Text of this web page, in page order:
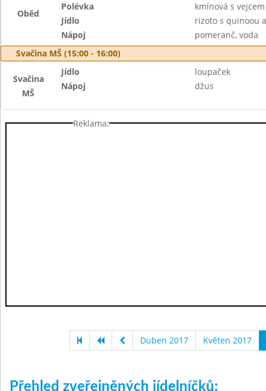
Oběd
Polévka
kmínová s vejcem
Jídlo
rizoto s quinoou
Nápoj
pomeranč, voda
Svačina MŠ (15:00 - 16:00)
Svačina
MŠ
Jídlo
loupaček
Nápoj
džus
Reklama:
Duben 2017 Květen 2017
Přehled zveřejněných jídelníčků: